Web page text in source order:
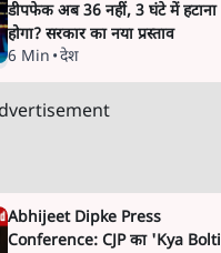
डीपफेक अब 36 नहीं, 3 घंटे में हटाना
होगा? सरकार का नया प्रस्ताव
6 Min •देश
Abhijeet Dipke Press
Conference: CJP का 'Kya Bolti